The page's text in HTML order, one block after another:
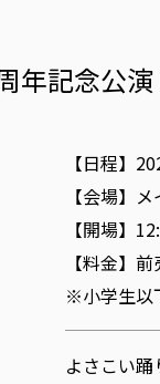
年記念公演
【日程】
【会場】
【開場】
【料金】
※小学生以
よさこい